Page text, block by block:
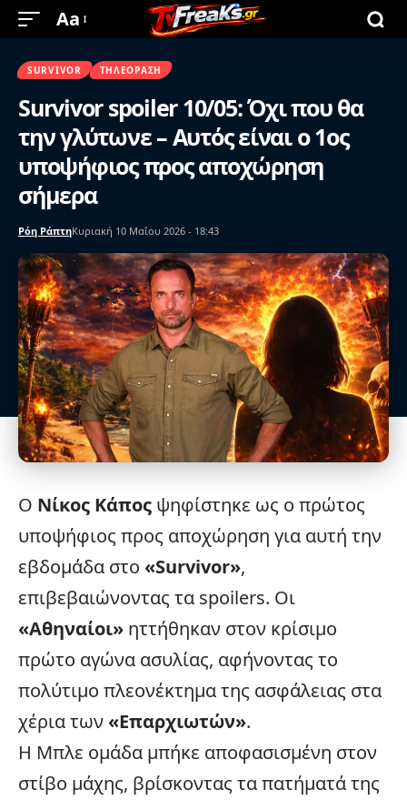
Aa
SURVIVOR ΤΗΛΕΌΡΑΣΗ
Survivor spoiler 10/05: Όχι που θα
την γλύτωνε – Αυτός είναι ο 1ος
υποψήφιος προς αποχώρηση
σήμερα
Ρόη ΡάπτηΚυριακή 10 Μαΐου 2026 - 18:43
Ο Νίκος Κάπος ψηφίστηκε ως ο πρώτος
υποψήφιος προς αποχώρηση για αυτή την
εβδομάδα στο «Survivor»,
επιβεβαιώνοντας τα spoilers. Οι
«Αθηναίοι» ηττήθηκαν στον κρίσιμο
πρώτο αγώνα ασυλίας, αφήνοντας το
πολύτιμο πλεονέκτημα της ασφάλειας στα
χέρια των «Επαρχιωτών».
Η Μπλε ομάδα μπήκε αποφασισμένη στον
στίβο μάχης, βρίσκοντας τα πατήματά της